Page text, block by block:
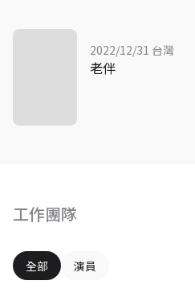
工作團隊
全部 演員
2022/12/31 台灣
老伴